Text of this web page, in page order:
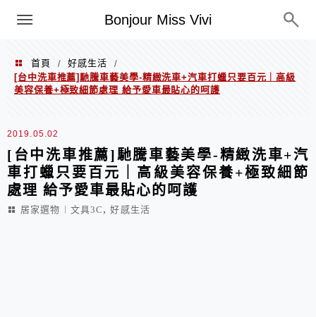
Bonjour Miss Vivi
選單
首頁 / 好感生活
/
[台中洗車推薦]馳騰車藝美學-精緻洗車+汽車打蠟只要百元｜高級
美容保養+極致細節處理 給予愛車最貼心的呵護
2019.05.02
[台中洗車推薦]馳騰車藝美學-精緻洗車+汽
車打蠟只要百元｜高級美容保養+極致細節
處理 給予愛車最貼心的呵護
居家選物︱文具3C ,好感生活